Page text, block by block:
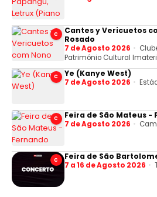
C
Cantes y Vericuetos
Rosado
7 de Agosto 2026
Património Cultural
C Ye (Kanye West)
7 de Agosto 2026
C Feira de São Mateus -
7 de Agosto 2026
C Feira de São
7 a 16 de Agosto 2026